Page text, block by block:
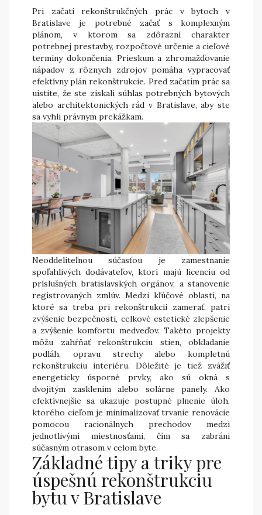
Pri začatí rekonštrukčných prác v bytoch v
Bratislave je potrebné začať s komplexným
plánom, v ktorom sa zdôrazní charakter
potrebnej prestavby, rozpočtové určenie a cieľové
termíny dokončenia. Prieskum a zhromažďovanie
nápadov z rôznych zdrojov pomáha vypracovať
efektívny plán rekonštrukcie. Pred začatím prác sa
uistite, že ste získali súhlas potrebných bytových
alebo architektonických rád v Bratislave, aby ste
sa vyhli právnym prekážkam.
Neoddeliteľnou súčasťou je zamestnanie
spoľahlivých dodávateľov, ktorí majú licenciu od
príslušných bratislavských orgánov, a stanovenie
registrovaných zmlúv. Medzi kľúčové oblasti, na
ktoré sa treba pri rekonštrukcii zamerať, patrí
zvýšenie bezpečnosti, celkové estetické zlepšenie
a zvýšenie komfortu medveďov. Takéto projekty
môžu zahŕňať rekonštrukciu stien, obkladanie
podláh, opravu strechy alebo kompletnú
rekonštrukciu interiéru. Dôležité je tiež zvážiť
energeticky úsporné prvky, ako sú okná s
dvojitým zasklením alebo solárne panely. Ako
efektívnejšie sa ukazuje postupné plnenie úloh,
ktorého cieľom je minimalizovať trvanie renovácie
pomocou racionálnych prechodov medzi
jednotlivými miestnosťami, čím sa zabráni
súčasným otrasom v celom byte.
Základné tipy a triky pre
úspešnú rekonštrukciu
bytu v Bratislave